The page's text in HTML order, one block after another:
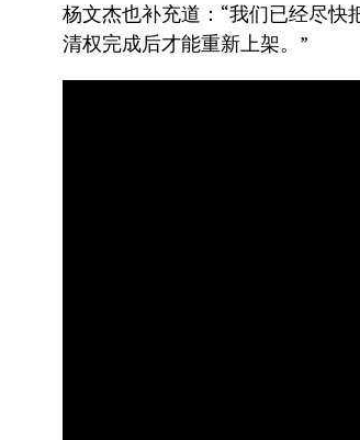
杨文杰也补充道：“我们已经尽快
清权完成后才能重新上架。”